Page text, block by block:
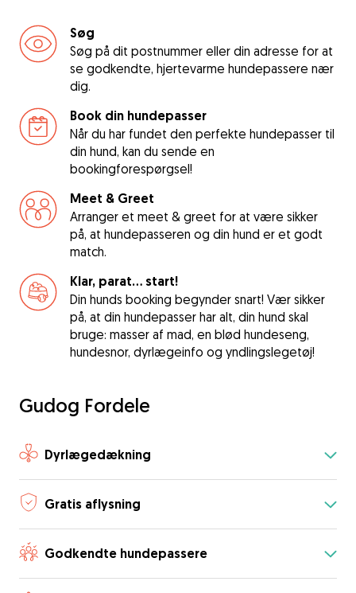
Søg
Søg på dit postnummer eller din adresse for at
se godkendte, hjertevarme hundepassere nær
dig.
Book din hundepasser
Når du har fundet den perfekte hundepasser til
din hund, kan du sende en
bookingforespørgsel!
Meet & Greet
Arranger et meet & greet for at være sikker
på, at hundepasseren og din hund er et godt
match.
Klar, parat... start!
Din hunds booking begynder snart! Vær sikker
på, at din hundepasser har alt, din hund skal
bruge: masser af mad, en blød hundeseng,
hundesnor, dyrlægeinfo og yndlingslegetøj!
Gudog Fordele
Dyrlægedækning
Gratis aflysning
Godkendte hundepassere